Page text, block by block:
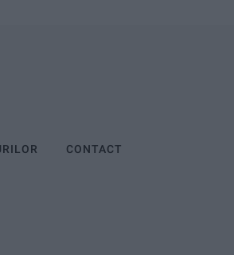
CONTACT